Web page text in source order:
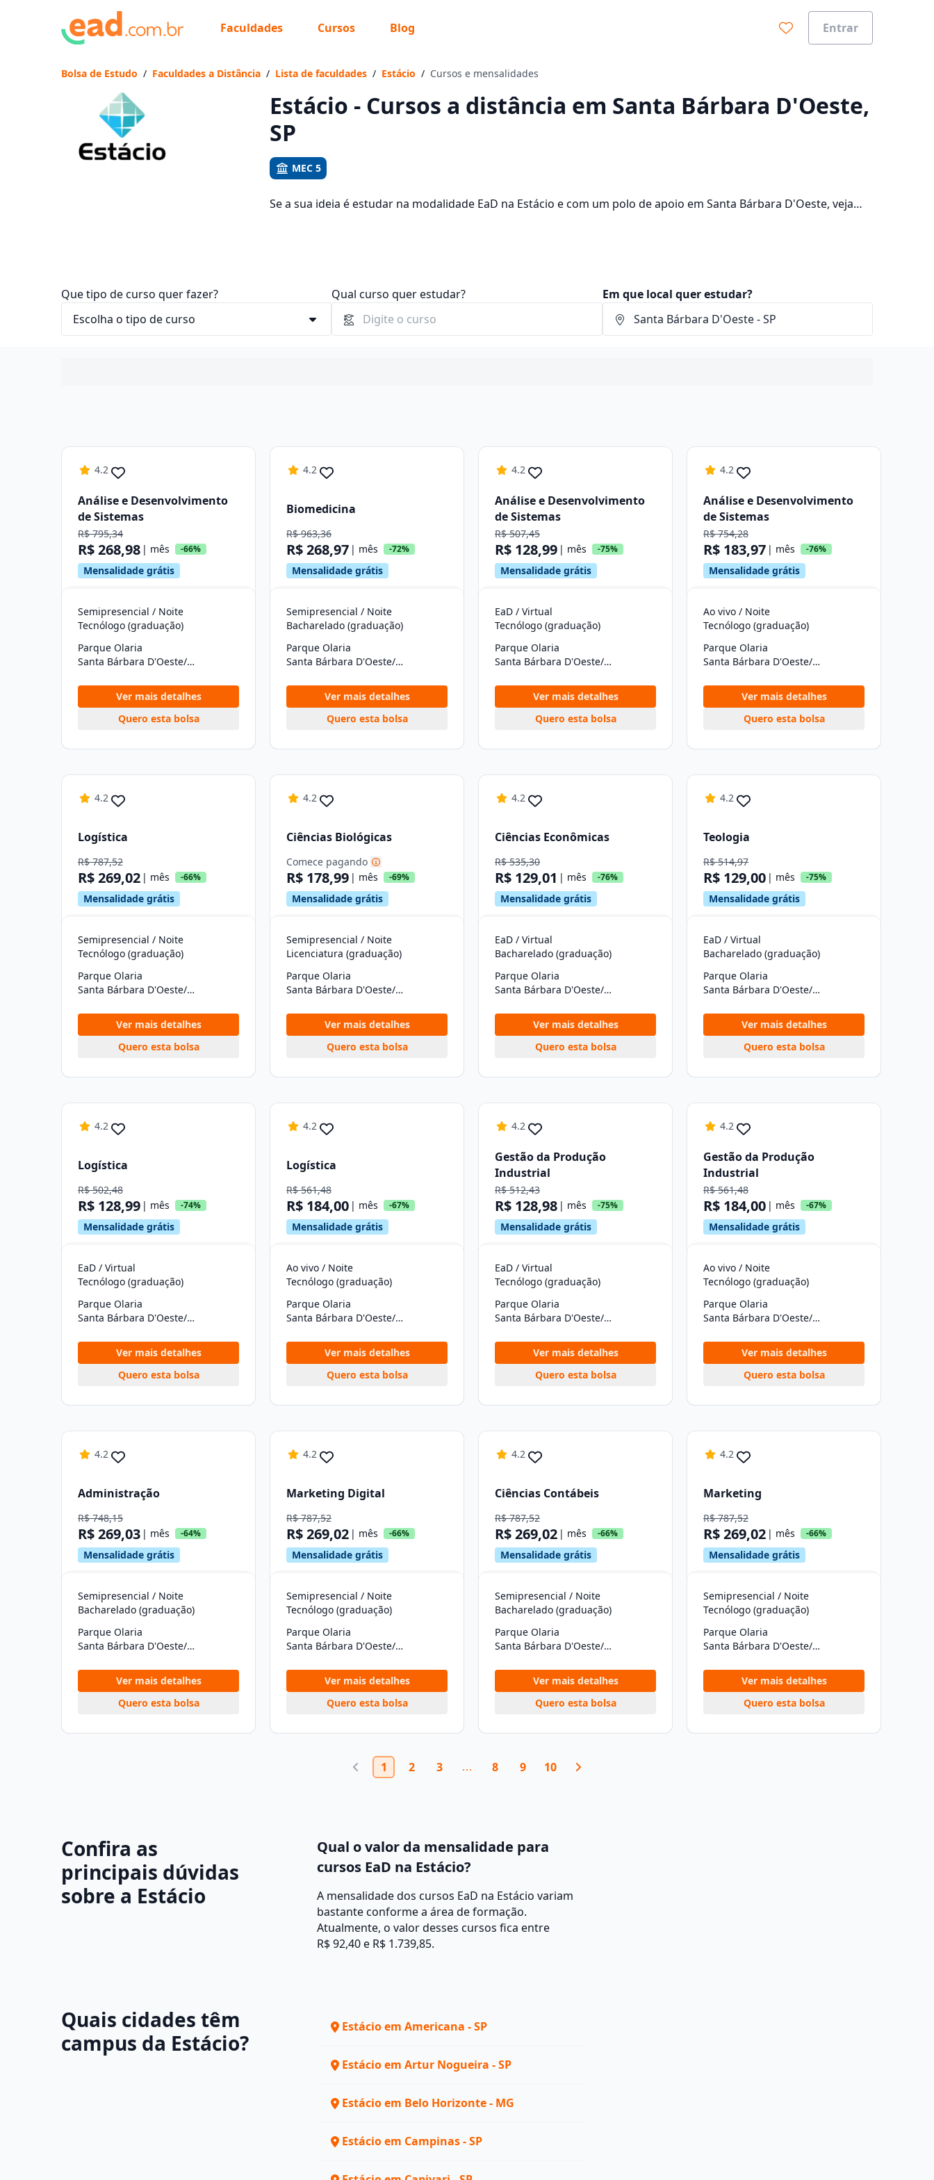
Faculdades Cursos Blog Entrar
Vamos te guiar no caminho ideal para seus estudos
Bolsa de Estudo / Faculdades a Distância / Lista de faculdades / Estácio / Cursos e mensalidades
Estácio - Cursos a distância em Santa Bárbara D'Oeste,
SP
MEC 5
Se a sua ideia é estudar na modalidade EaD na Estácio e com um polo de apoio em Santa Bárbara D'Oeste, veja
Que tipo de curso quer fazer? Qual curso quer estudar? Em que local quer estudar?
4.2
Análise e Desenvolvimento
de Sistemas
R$ 795,34
R$ 268,98 | mês -66%
Mensalidade grátis
Semipresencial / Noite
Tecnólogo (graduação)
Parque Olaria
Santa Bárbara D'Oeste/SP
Ver mais detalhes
Quero esta bolsa
4.2
Biomedicina
R$ 963,36
R$ 268,97 | mês -72%
Mensalidade grátis
Semipresencial / Noite
Bacharelado (graduação)
Parque Olaria
Santa Bárbara D'Oeste/SP
Ver mais detalhes
Quero esta bolsa
4.2
Análise e Desenvolvimento
de Sistemas
R$ 507,45
R$ 128,99 | mês -75%
Mensalidade grátis
EaD / Virtual
Tecnólogo (graduação)
Parque Olaria
Santa Bárbara D'Oeste/SP
Ver mais detalhes
Quero esta bolsa
4.2
Análise e Desenvolvimento
de Sistemas
R$ 754,28
R$ 183,97 | mês -76%
Mensalidade grátis
Ao vivo / Noite
Tecnólogo (graduação)
Parque Olaria
Santa Bárbara D'Oeste/SP
Ver mais detalhes
Quero esta bolsa
4.2
Logística
R$ 787,52
R$ 269,02 | mês -66%
Mensalidade grátis
Semipresencial / Noite
Tecnólogo (graduação)
Parque Olaria
Santa Bárbara D'Oeste/SP
Ver mais detalhes
Quero esta bolsa
4.2
Ciências Biológicas
Comece pagando
R$ 178,99 | mês -69%
Mensalidade grátis
Semipresencial / Noite
Licenciatura (graduação)
Parque Olaria
Santa Bárbara D'Oeste/SP
Ver mais detalhes
Quero esta bolsa
4.2
Ciências Econômicas
R$ 535,30
R$ 129,01 | mês -76%
Mensalidade grátis
EaD / Virtual
Bacharelado (graduação)
Parque Olaria
Santa Bárbara D'Oeste/SP
Ver mais detalhes
Quero esta bolsa
4.2
Teologia
R$ 514,97
R$ 129,00 | mês -75%
Mensalidade grátis
EaD / Virtual
Bacharelado (graduação)
Parque Olaria
Santa Bárbara D'Oeste/SP
Ver mais detalhes
Quero esta bolsa
4.2
Logística
R$ 502,48
R$ 128,99 | mês -74%
Mensalidade grátis
EaD / Virtual
Tecnólogo (graduação)
Parque Olaria
Santa Bárbara D'Oeste/SP
Ver mais detalhes
Quero esta bolsa
4.2
Logística
R$ 561,48
R$ 184,00 | mês -67%
Mensalidade grátis
Ao vivo / Noite
Tecnólogo (graduação)
Parque Olaria
Santa Bárbara D'Oeste/SP
Ver mais detalhes
Quero esta bolsa
4.2
Gestão da Produção
Industrial
R$ 512,43
R$ 128,98 | mês -75%
Mensalidade grátis
EaD / Virtual
Tecnólogo (graduação)
Parque Olaria
Santa Bárbara D'Oeste/SP
Ver mais detalhes
Quero esta bolsa
4.2
Gestão da Produção
Industrial
R$ 561,48
R$ 184,00 | mês -67%
Mensalidade grátis
Ao vivo / Noite
Tecnólogo (graduação)
Parque Olaria
Santa Bárbara D'Oeste/SP
Ver mais detalhes
Quero esta bolsa
4.2
Administração
R$ 748,15
R$ 269,03 | mês -64%
Mensalidade grátis
Semipresencial / Noite
Bacharelado (graduação)
Parque Olaria
Santa Bárbara D'Oeste/SP
Ver mais detalhes
Quero esta bolsa
4.2
Marketing Digital
R$ 787,52
R$ 269,02 | mês -66%
Mensalidade grátis
Semipresencial / Noite
Tecnólogo (graduação)
Parque Olaria
Santa Bárbara D'Oeste/SP
Ver mais detalhes
Quero esta bolsa
4.2
Ciências Contábeis
R$ 787,52
R$ 269,02 | mês -66%
Mensalidade grátis
Semipresencial / Noite
Bacharelado (graduação)
Parque Olaria
Santa Bárbara D'Oeste/SP
Ver mais detalhes
Quero esta bolsa
4.2
Marketing
R$ 787,52
R$ 269,02 | mês -66%
Mensalidade grátis
Semipresencial / Noite
Tecnólogo (graduação)
Parque Olaria
Santa Bárbara D'Oeste/SP
Ver mais detalhes
Quero esta bolsa
1 2 3 8 9 10
Confira as
principais dúvidas
sobre a Estácio
Qual o valor da mensalidade para
cursos EaD na Estácio?
A mensalidade dos cursos EaD na Estácio variam
bastante conforme a área de formação.
Atualmente, o valor desses cursos fica entre
R$ 92,40 e R$ 1.739,85.
Quais cidades têm
campus da Estácio?
Estácio em Americana - SP
Estácio em Artur Nogueira - SP
Estácio em Belo Horizonte - MG
Estácio em Campinas - SP